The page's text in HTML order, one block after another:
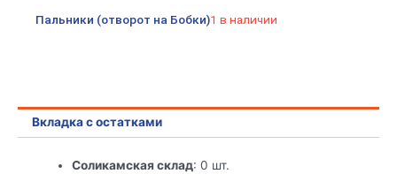
Пальники (отворот на Бобки)1 в наличии
Вкладка с остатками
Соликамская склад: 0 шт.